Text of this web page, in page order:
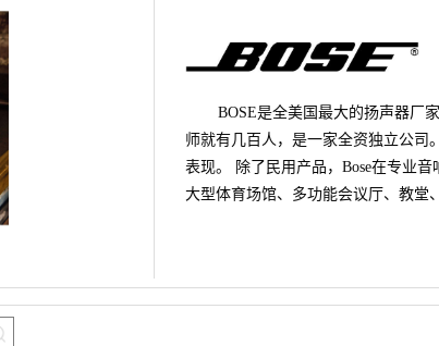
BOSE是全美国最大的扬声器厂
师就有几百人，是一家全资独立公司
表现。 除了民用产品，Bose在专业
大型体育场馆、多功能会议厅、教堂